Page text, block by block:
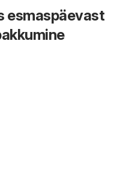
esmaspäevast